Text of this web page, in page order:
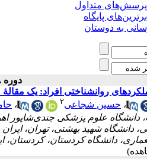
متداول
پایگاه
به دوستان
دوره ۸، شماره ۱ - ( بهار ۱۴۰۰ )
روانشناختی افراد: یک
، حسین شجاعی۲ ،